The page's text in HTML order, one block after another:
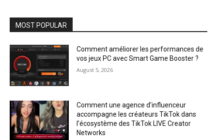
MOST POPULAR
Comment améliorer les performances de
vos jeux PC avec Smart Game Booster ?
August 5, 2026
Comment une agence d’influenceur
accompagne les créateurs TikTok dans
l’écosystème des TikTok LIVE Creator
Networks